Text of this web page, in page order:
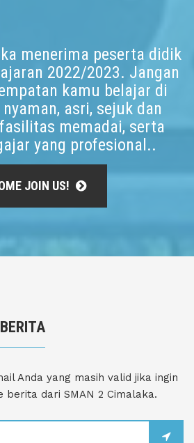
menerima peserta didik
2022/2023. Jangan
kamu belajar di
asri, sejuk dan
memadai, serta
yang profesional..
JOIN US!
Anda yang masih valid jika ingin
berita dari SMAN 2 Cimalaka.